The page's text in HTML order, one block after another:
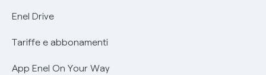
Informativa Privacy AI
Mobilità Elettrica
Phishing e truffe online
Verifica chi ti ha chiamato
Enel Drive
Tariffe e abbonamenti
App Enel On Your Way